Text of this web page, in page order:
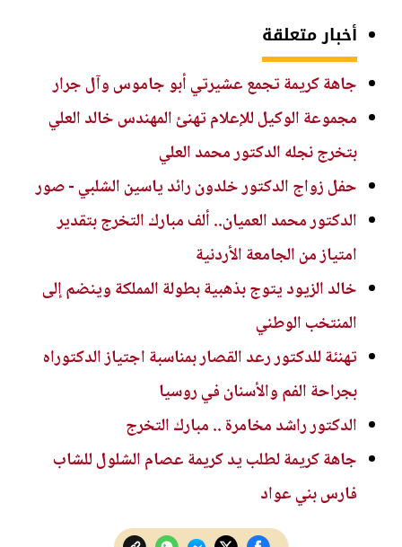
أخبار متعلقة
جاهة كريمة تجمع عشيرتي أبو جاموس وآل جرار
مجموعة الوكيل للإعلام تهنئ المهندس خالد العلي
بتخرج نجله الدكتور محمد العلي
حفل زواج الدكتور خلدون رائد ياسين الشلبي - صور
الدكتور محمد العميان.. ألف مبارك التخرج بتقدير
امتياز من الجامعة الأردنية
خالد الزيود يتوج بذهبية بطولة المملكة وينضم إلى
المنتخب الوطني
تهنئة للدكتور رعد القصار بمناسبة اجتياز الدكتوراه
بجراحة الفم والأسنان في روسيا
الدكتور راشد مخامرة .. مبارك التخرج
جاهة كريمة لطلب يد كريمة عصام الشلول للشاب
فارس بني عواد